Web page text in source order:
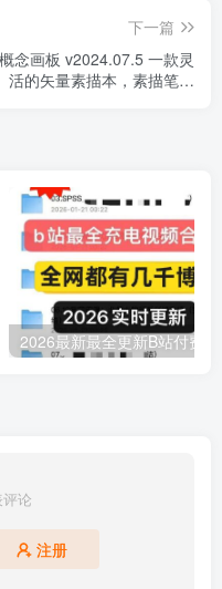
下一篇
概念画板 v2024.07.5 一款灵
活的矢量素描本，素描笔记
论
注册